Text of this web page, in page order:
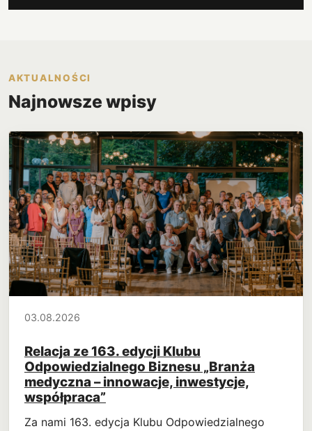
AKTUALNOŚCI
Najnowsze wpisy
03.08.2026
Relacja ze 163. edycji Klubu
Odpowiedzialnego Biznesu „Branża
medyczna – innowacje, inwestycje,
współpraca”
Za nami 163. edycja Klubu Odpowiedzialnego